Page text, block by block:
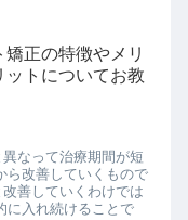
矯正の特徴やメリ
ットについてお教
なって治療期間が短
ら改善していくもので
善していくわけでは
に入れ続けることで